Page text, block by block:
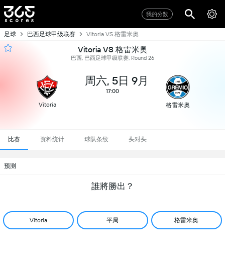
我的分数
足球 巴西足球甲级联赛 Vitoria VS 格雷米奥
Vitoria VS 格雷米奥
巴西, 巴西足球甲级联赛, Round 26
Vitoria
周六, 5日 9月
17:00
格雷米奥
比赛 资料统计 球队条纹 头对头
预测
誰將勝出？
Vitoria 平局 格雷米奥